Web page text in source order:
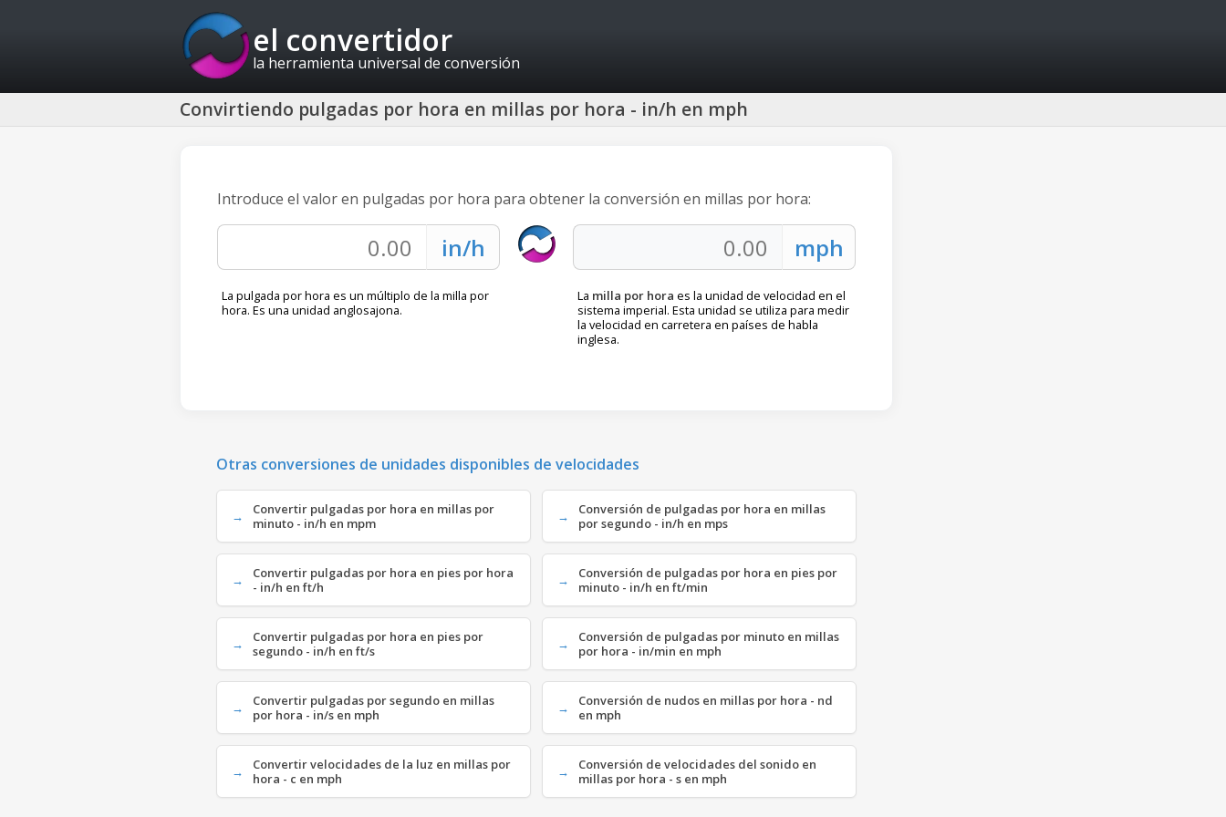
el convertidor
la herramienta universal de conversión
Convirtiendo pulgadas por hora en millas por hora - in/h en mph
Introduce el valor en pulgadas por hora para obtener la conversión en millas por hora:
La pulgada por hora es un múltiplo de la milla por
hora. Es una unidad anglosajona.
La milla por hora es la unidad de velocidad en el
sistema imperial. Esta unidad se utiliza para medir
la velocidad en carretera en países de habla
inglesa.
Otras conversiones de unidades disponibles de velocidades
Convertir pulgadas por hora en millas por
minuto - in/h en mpm
Conversión de pulgadas por hora en millas
por segundo - in/h en mps
Convertir pulgadas por hora en pies por hora
- in/h en ft/h
Conversión de pulgadas por hora en pies por
minuto - in/h en ft/min
Convertir pulgadas por hora en pies por
segundo - in/h en ft/s
Conversión de pulgadas por minuto en millas
por hora - in/min en mph
Convertir pulgadas por segundo en millas
por hora - in/s en mph
Conversión de nudos en millas por hora - nd
en mph
Convertir velocidades de la luz en millas por
hora - c en mph
Conversión de velocidades del sonido en
millas por hora - s en mph